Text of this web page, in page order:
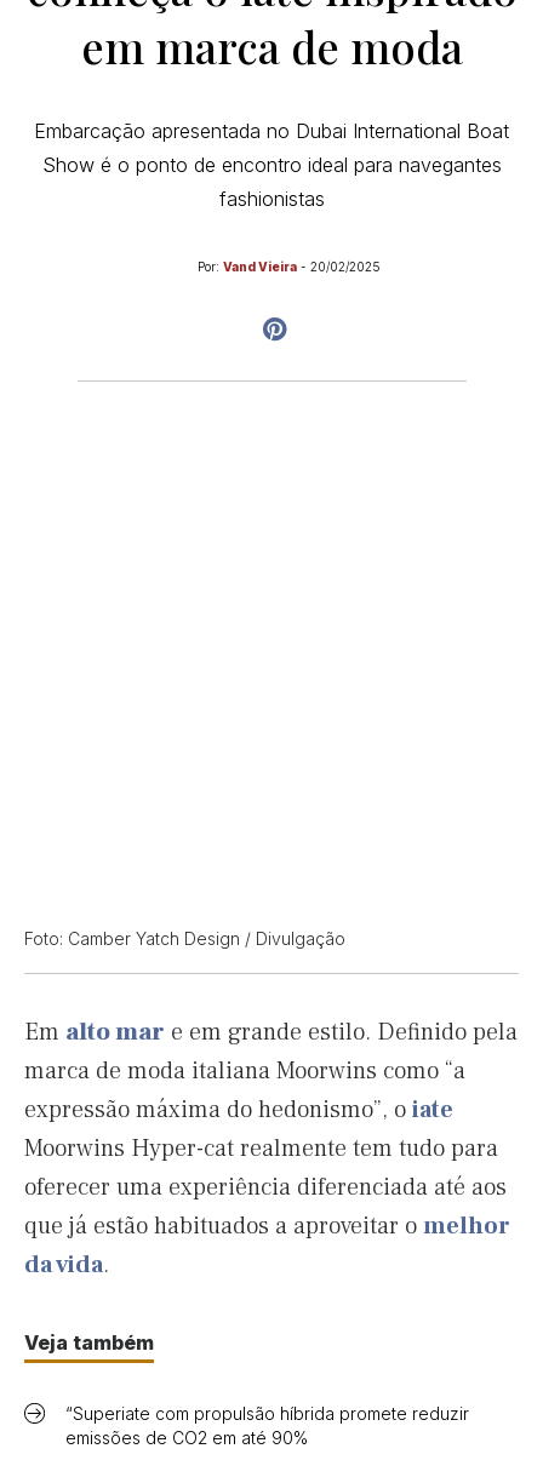
em marca de moda
Embarcação apresentada no Dubai International Boat
Show é o ponto de encontro ideal para navegantes
fashionistas
Por: Vand Vieira - 20/02/2025
Foto: Camber Yatch Design / Divulgação
Em alto mar e em grande estilo. Definido pela
marca de moda italiana Moorwins como “a
expressão máxima do hedonismo”, oiate
Moorwins Hyper-cat realmente tem tudo para
oferecer uma experiência diferenciada até aos
que já estão habituados a aproveitar omelhor
da vida.
Veja também
“Superiate com propulsão híbrida promete reduzir
emissões de CO2 em até 90%